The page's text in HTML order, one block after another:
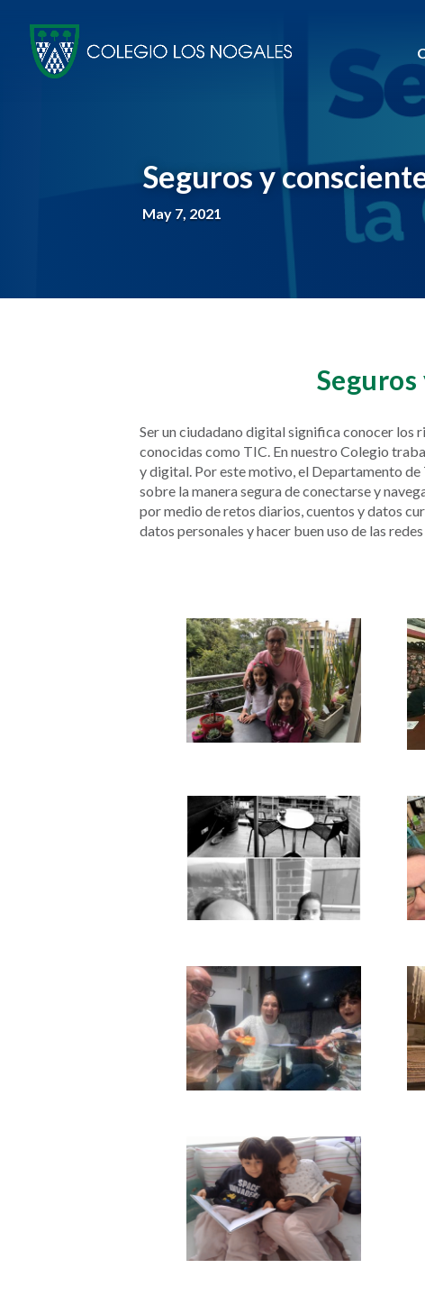
Seguros y
May 7, 2021
Ser un ciudadano digital significa conocer los
conocidas como TIC. En nuestro Colegio
y digital. Por este motivo, el Departamento de
sobre la manera segura de conectarse y
por medio de retos diarios, cuentos y datos
datos personales y hacer buen uso de las redes